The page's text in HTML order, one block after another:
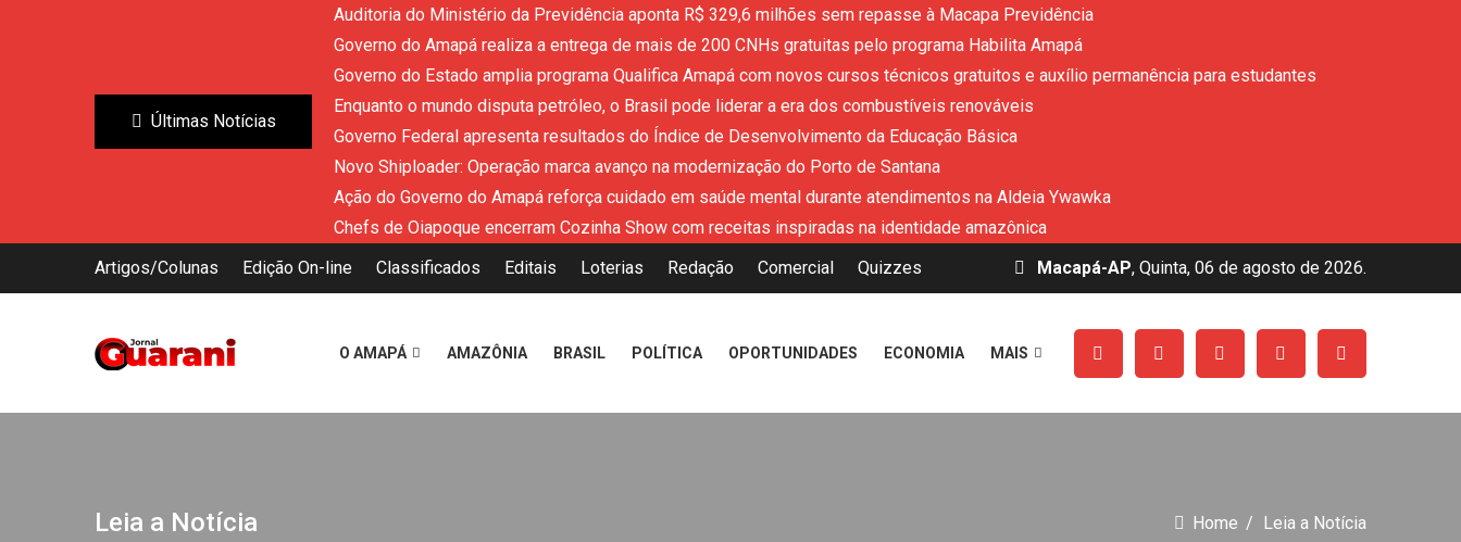
Últimas Notícias
Auditoria do Ministério da Previdência aponta R$ 329,6 milhões sem repasse à Macapa Previdência
Governo do Amapá realiza a entrega de mais de 200 CNHs gratuitas pelo programa Habilita Amapá
Governo do Estado amplia programa Qualifica Amapá com novos cursos técnicos gratuitos e auxílio permanência para estudantes
Enquanto o mundo disputa petróleo, o Brasil pode liderar a era dos combustíveis renováveis
Governo Federal apresenta resultados do Índice de Desenvolvimento da Educação Básica
Novo Shiploader: Operação marca avanço na modernização do Porto de Santana
Ação do Governo do Amapá reforça cuidado em saúde mental durante atendimentos na Aldeia Ywawka
Chefs de Oiapoque encerram Cozinha Show com receitas inspiradas na identidade amazônica
Artigos/Colunas
Edição On-line Classificados Editais Loterias Redação Comercial Quizzes Macapá-AP, Quinta, 06 de agosto de 2026.
O AMAPÁ AMAZÔNIA BRASIL POLÍTICA OPORTUNIDADES ECONOMIA MAIS
Leia a Notícia Home Leia a Notícia